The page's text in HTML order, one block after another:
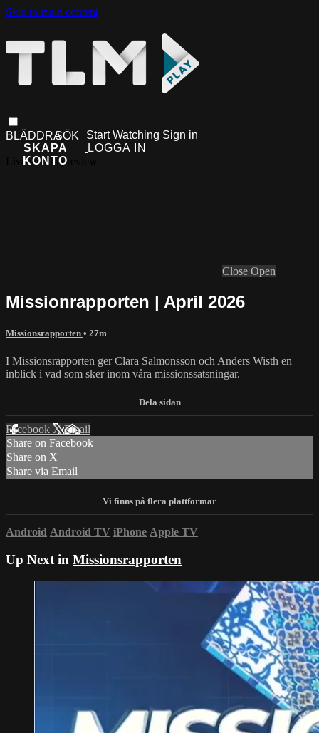
Skip to main content
Start Watching Sign in
Live stream preview
Close Open
Missionrapporten | April 2026
Missionsrapporten • 27m
I Missionsrapporten ger Clara Salmonsson och Anders Wisth en
inblick i vad som sker inom våra missionssatsningar.
Facebook XEmail
Share on Facebook
Share on X
Share via Email
Android Android TV iPhone Apple TV
Up Next in Missionsrapporten